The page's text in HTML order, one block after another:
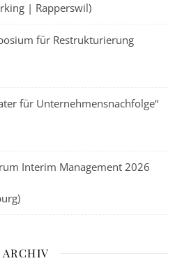
| Rapperswil)
für Restrukturierung
für Unternehmensnachfolge“
Interim Management 2026
ARCHIV